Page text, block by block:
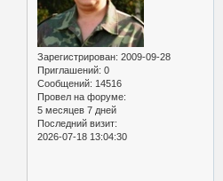
Зарегистрирован: 2009-09-28
Приглашений: 0
Сообщений: 14516
Провел на форуме:
5 месяцев 7 дней
Последний визит:
2026-07-18 13:04:30